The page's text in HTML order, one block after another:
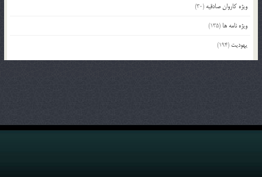
ویژه کاروان صادقیه (30)
ویژه نامه ها (135)
یهودیت (194)